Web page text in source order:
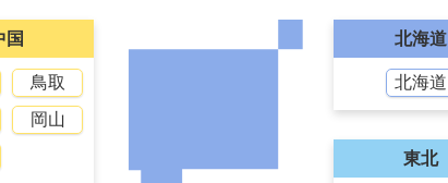
北海道
北海道
東北
国
鳥取
岡山